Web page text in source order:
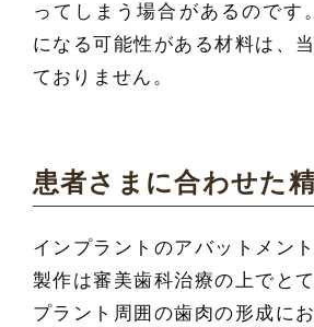
ってしまう場合があるのです
になる可能性がある材料は、
ておりません。
患者さまに合わせた
インプラントのアバットメン
製作は審美歯科治療の上でと
プラント周囲の歯肉の形成に